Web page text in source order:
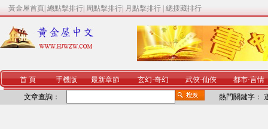
黃金屋首頁 總點擊排行 周點擊排行 月點擊排行 總搜藏排行
首 頁 手機版 最新章節 玄幻·奇幻 武俠·仙俠 都市·言情
文章查詢： 熱門關鍵字：